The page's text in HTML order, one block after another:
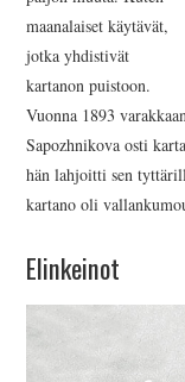
maanalaiset käytävät,
jotka yhdistivät
kartanon puistoon.
Vuonna 1893
Sapozhnikova osti
hän lahjoitti sen
kartano oli
Elinkeinot